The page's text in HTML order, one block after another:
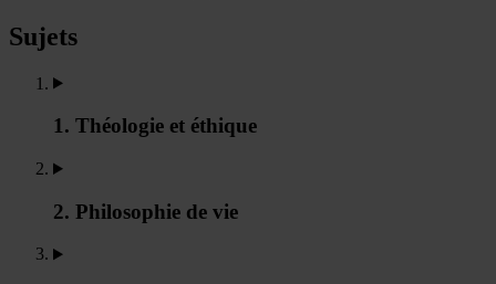
Sujets
1. Théologie et éthique
2. Philosophie de vie